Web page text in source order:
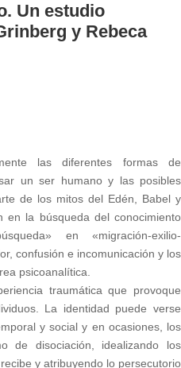
Un estudio
y Rebeca
las diferentes formas de
un ser humano y las posibles
de los mitos del Edén, Babel y
en la búsqueda del conocimiento
en «migración-exilio-
confusión e incomunicación y los
psicoanalítica.
traumática que provoque
La identidad puede verse
y social y en ocasiones, los
de disociación, idealizando los
y atribuyendo lo persecutorio